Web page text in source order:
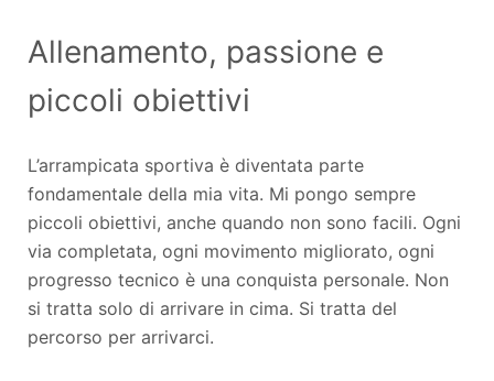
Allenamento, passione e
piccoli obiettivi
L’arrampicata sportiva è diventata parte
fondamentale della mia vita. Mi pongo sempre
piccoli obiettivi, anche quando non sono facili. Ogni
via completata, ogni movimento migliorato, ogni
progresso tecnico è una conquista personale. Non
si tratta solo di arrivare in cima. Si tratta del
percorso per arrivarci.